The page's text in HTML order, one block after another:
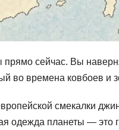
сейчас. Вы
во времена ковбоев и
смекалки
одежда планеты — это